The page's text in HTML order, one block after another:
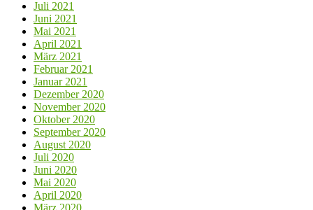
Juli 2021
Juni 2021
Mai 2021
April 2021
März 2021
Februar 2021
Januar 2021
Dezember 2020
November 2020
Oktober 2020
September 2020
August 2020
Juli 2020
Juni 2020
Mai 2020
April 2020